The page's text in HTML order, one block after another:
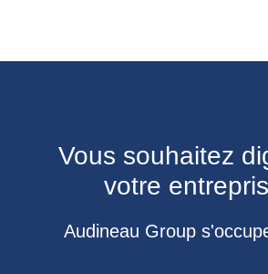
Vous souhaitez
votre
Audineau Group